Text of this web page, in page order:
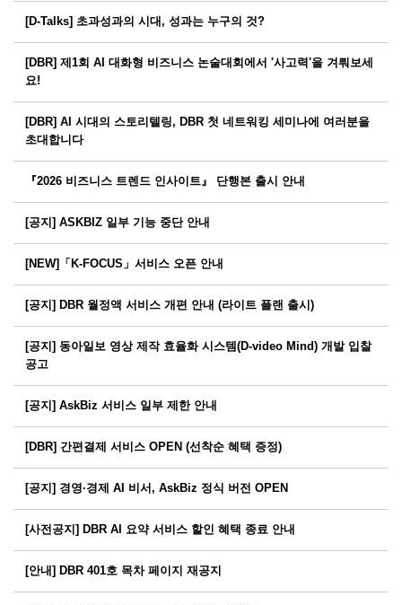
[D-Talks] 초과성과의 시대, 성과는 누구의 것?
[DBR] 제1회 AI 대화형 비즈니스 논술대회에서 '사고력'을 겨뤄보세
요!
[DBR] AI 시대의 스토리텔링, DBR 첫 네트워킹 세미나에 여러분을
초대합니다
『2026 비즈니스 트렌드 인사이트』 단행본 출시 안내
[공지] ASKBIZ 일부 기능 중단 안내
[NEW]「K-FOCUS」서비스 오픈 안내
[공지] DBR 월정액 서비스 개편 안내 (라이트 플랜 출시)
[공지] 동아일보 영상 제작 효율화 시스템(D-video Mind) 개발 입찰
공고
[공지] AskBiz 서비스 일부 제한 안내
[DBR] 간편결제 서비스 OPEN (선착순 혜택 증정)
[공지] 경영·경제 AI 비서, AskBiz 정식 버전 OPEN
[사전공지] DBR AI 요약 서비스 할인 혜택 종료 안내
[안내] DBR 401호 목차 페이지 재공지